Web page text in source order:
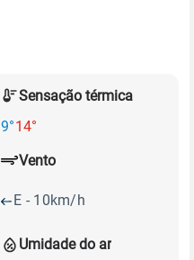
Sensação térmica
9°14°
Umidade do ar
Vento
E - 10km/h